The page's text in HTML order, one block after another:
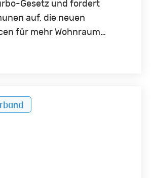
Gesetz und fordert
auf, die neuen
für mehr Wohnraum…